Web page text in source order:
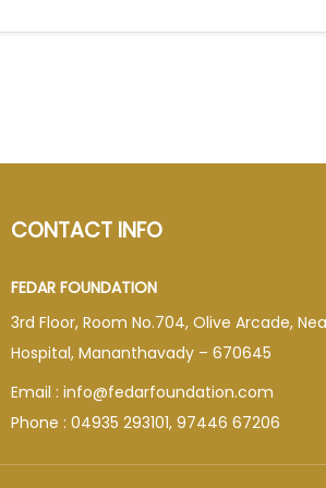
CONTACT INFO
FEDAR FOUNDATION
3rd Floor, Room No.704, Olive Arcade,
Hospital, Mananthavady – 670645
Email : info@fedarfoundation.com
Phone : 04935 293101, 97446 67206